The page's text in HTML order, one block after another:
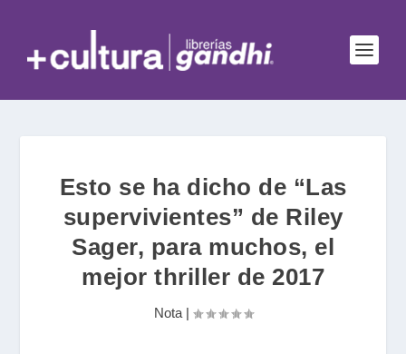
Esto se ha dicho de “Las
supervivientes” de Riley
Sager, para muchos, el
mejor thriller de 2017
Nota|